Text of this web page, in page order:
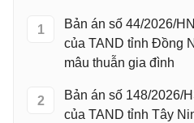
1
Bản án số 44/2026/
của TAND tỉnh Đồng
mâu thuẫn gia đình
2
Bản án số 148/2026/
của TAND tỉnh Tây